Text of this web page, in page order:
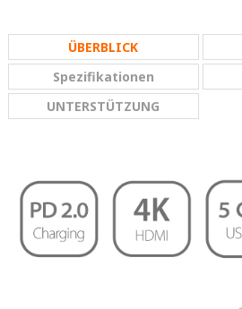
ÜBERBLICK
Spezifikationen
UNTERSTÜTZUNG